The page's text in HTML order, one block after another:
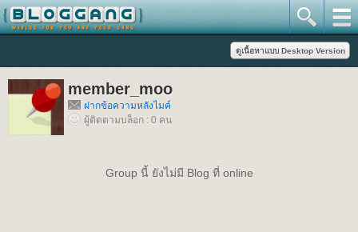
member_moo
ฝากข้อความหลังไมค์
ผู้ติดตามบล็อก : 0 คน
Group นี้ ยังไม่มี Blog ที่ online